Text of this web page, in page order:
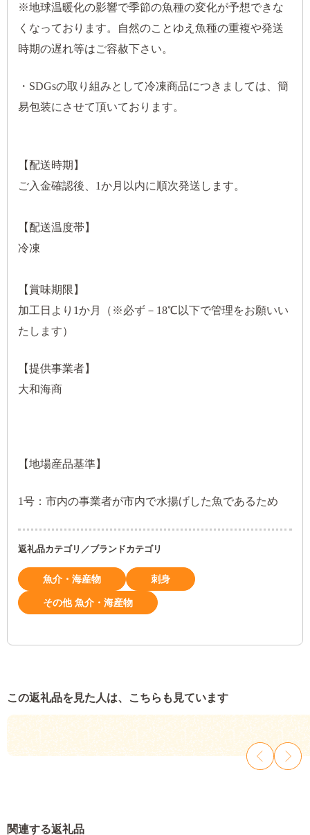
※地球温暖化の影響で季節の魚種の変化が予想できな
くなっております。自然のことゆえ魚種の重複や発送
時期の遅れ等はご容赦下さい。
・SDGsの取り組みとして冷凍商品につきましては、簡
易包装にさせて頂いております。
【配送時期】
ご入金確認後、1か月以内に順次発送します。
【配送温度帯】
冷凍
【賞味期限】
加工日より1か月（※必ず－18℃以下で管理をお願いい
たします）
【提供事業者】
大和海商
【地場産品基準】
1号：市内の事業者が市内で水揚げした魚であるため
返礼品カテゴリ／ブランドカテゴリ
魚介・海産物 刺身
その他 魚介・海産物
この返礼品を見た人は、こちらも見ています
関連する返礼品